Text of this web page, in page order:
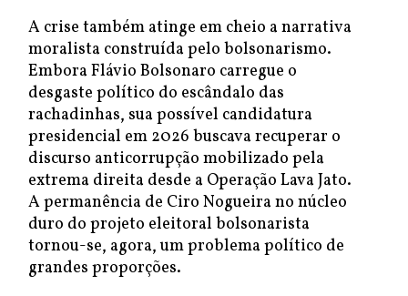
A crise também atinge em cheio a narrativa
moralista construída pelo bolsonarismo.
Embora Flávio Bolsonaro carregue o
desgaste político do escândalo das
rachadinhas, sua possível candidatura
presidencial em 2026 buscava recuperar o
discurso anticorrupção mobilizado pela
extrema direita desde a Operação Lava Jato.
A permanência de Ciro Nogueira no núcleo
duro do projeto eleitoral bolsonarista
tornou-se, agora, um problema político de
grandes proporções.